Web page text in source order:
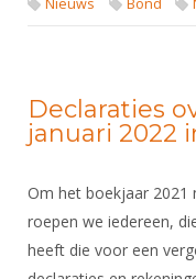
Nieuws Bond
Declaraties
januari 2022
Om het boekjaar 2021
roepen we iedereen,
heeft die voor een